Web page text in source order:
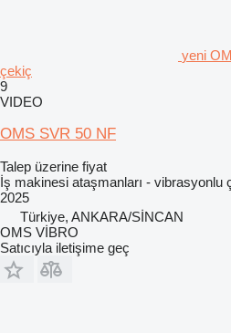
yeni
çekiç
9
VIDEO
OMS SVR 50 NF
Talep üzerine fiyat
İş makinesi ataşmanları - vibrasyonlu
2025
Türkiye, ANKARA/SİNCAN
OMS VİBRO
Satıcıyla iletişime geç